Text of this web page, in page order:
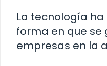
La tecnología
forma en que se
empresas en la